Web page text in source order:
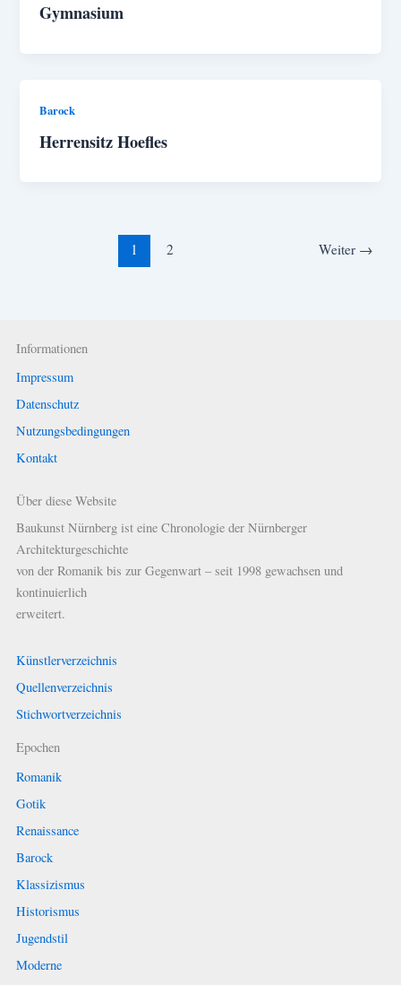
Gymnasium
Barock
Herrensitz Hoefles
1 2 Weiter →
Informationen
Impressum
Datenschutz
Nutzungsbedingungen
Kontakt
Über diese Website
Baukunst Nürnberg ist eine Chronologie der Nürnberger
Architekturgeschichte
von der Romanik bis zur Gegenwart – seit 1998 gewachsen und
kontinuierlich
erweitert.
Künstlerverzeichnis
Quellenverzeichnis
Stichwortverzeichnis
Epochen
Romanik
Gotik
Renaissance
Barock
Klassizismus
Historismus
Jugendstil
Moderne